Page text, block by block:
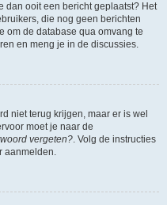
dan ooit een bericht geplaatst? Het
die nog geen berichten
om de database qua omvang te
en meng je in de discussies.
niet terug krijgen, maar er is wel
moet je naar de
vergeten?. Volg de instructies
aanmelden.